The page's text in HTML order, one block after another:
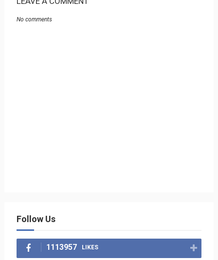
No comments
Follow Us
1113957 LIKES